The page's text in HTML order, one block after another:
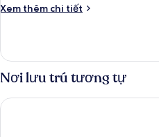
Xem thêm chi tiết
Chi
Phòng
Nơi lưu trú tương tự
Hamburg Marriott Hotel